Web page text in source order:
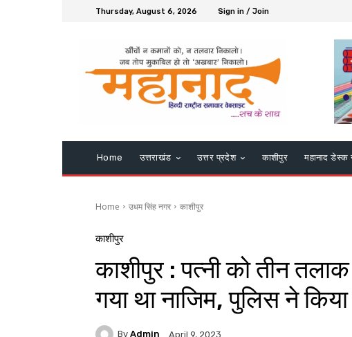
Thursday, August 6, 2026 Sign in / Join
Home उत्तराखंड उत्तर प्रदेश काशीपुर महानाद डेस्क
Home उधम सिंह नगर काशीपुर
काशीपुर
काशीपुर : पत्नी को तीन
गया था नाजिम, पुलिस ने किया
By Admin April 9, 2023